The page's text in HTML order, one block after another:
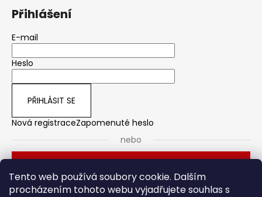
Tento web používá soubory cookie. Dalším
procházením tohoto webu vyjadřujete souhlas s
Přihlášení
E-mail
Heslo
PŘIHLÁSIT SE
Nová registraceZapomenuté heslo
nebo